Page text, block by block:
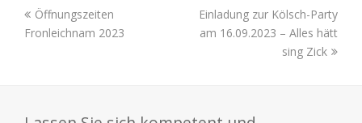
Öffnungszeiten
Fronleichnam 2023
Einladung zur Kölsch-Party
am 16.09.2023 – Alles hätt
sing Zick